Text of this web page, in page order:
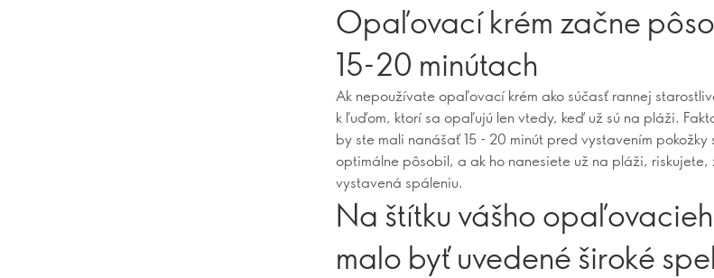
Opaľovací krém začne
15-20 minútach
Ak nepoužívate opaľovací krém ako súčasť rannej
k ľuďom, ktorí sa opaľujú len vtedy, keď už sú na pláži.
by ste mali nanášať 15 - 20 minút pred vystavením
optimálne pôsobil, a ak ho nanesiete už na pláži,
vystavená spáleniu.
Na štítku vášho
malo byť uvedené široké